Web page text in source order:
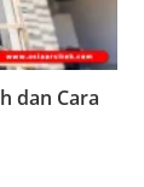
dan Cara